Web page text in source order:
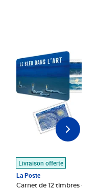
Livraison offerte
La Poste
Carnet de 12 timbres - Le